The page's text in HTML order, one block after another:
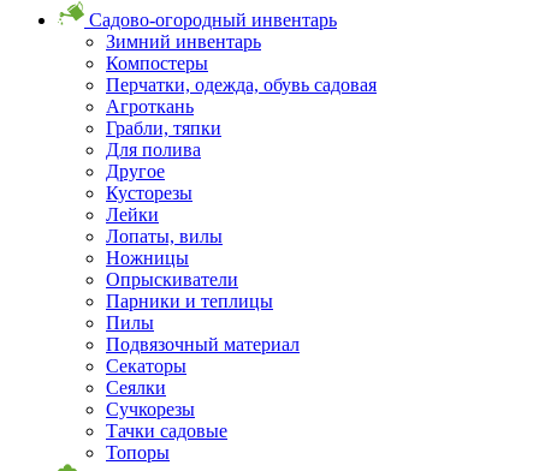
Садово-огородный инвентарь
Зимний инвентарь
Компостеры
Перчатки, одежда, обувь садовая
Агроткань
Грабли, тяпки
Для полива
Другое
Кусторезы
Лейки
Лопаты, вилы
Ножницы
Опрыскиватели
Парники и теплицы
Пилы
Подвязочный материал
Секаторы
Сеялки
Сучкорезы
Тачки садовые
Топоры